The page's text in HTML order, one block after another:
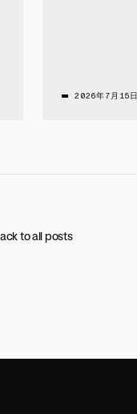
2026年7月15日
to all posts